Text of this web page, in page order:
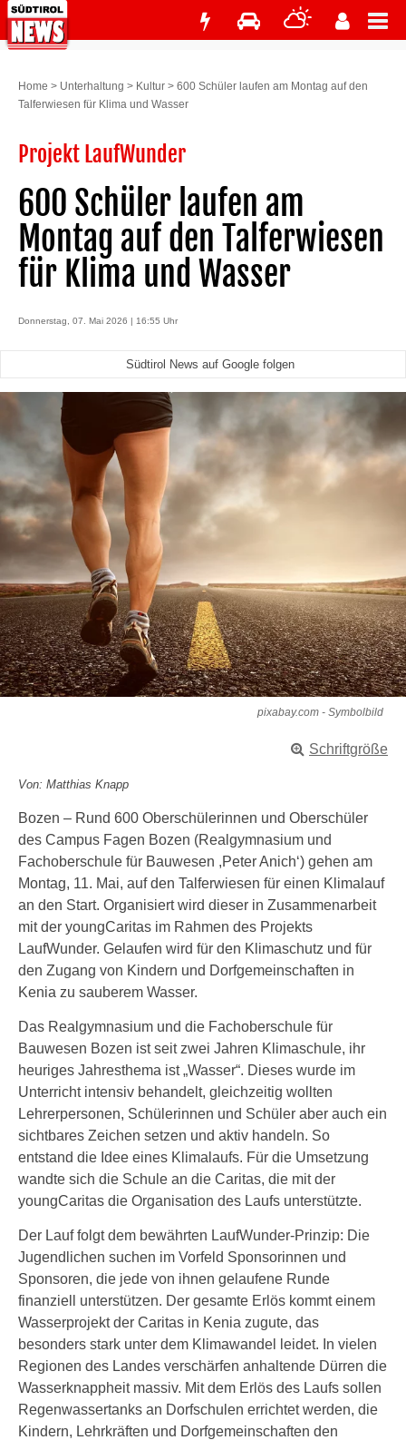
Home > Unterhaltung > Kultur > 600 Schüler laufen am Montag auf den
Talferwiesen für Klima und Wasser
Projekt LaufWunder
600 Schüler laufen am
Montag auf den Talferwiesen
für Klima und Wasser
Donnerstag, 07. Mai 2026 | 16:55 Uhr
Südtirol News auf Google folgen
pixabay.com - Symbolbild
Schriftgröße
Von: Matthias Knapp
Bozen – Rund 600 Oberschülerinnen und Oberschüler
des Campus Fagen Bozen (Realgymnasium und
Fachoberschule für Bauwesen ,Peter Anich‘) gehen am
Montag, 11. Mai, auf den Talferwiesen für einen Klimalauf
an den Start. Organisiert wird dieser in Zusammenarbeit
mit der youngCaritas im Rahmen des Projekts
LaufWunder. Gelaufen wird für den Klimaschutz und für
den Zugang von Kindern und Dorfgemeinschaften in
Kenia zu sauberem Wasser.
Das Realgymnasium und die Fachoberschule für
Bauwesen Bozen ist seit zwei Jahren Klimaschule, ihr
heuriges Jahresthema ist „Wasser“. Dieses wurde im
Unterricht intensiv behandelt, gleichzeitig wollten
Lehrerpersonen, Schülerinnen und Schüler aber auch ein
sichtbares Zeichen setzen und aktiv handeln. So
entstand die Idee eines Klimalaufs. Für die Umsetzung
wandte sich die Schule an die Caritas, die mit der
youngCaritas die Organisation des Laufs unterstützte.
Der Lauf folgt dem bewährten LaufWunder‑Prinzip: Die
Jugendlichen suchen im Vorfeld Sponsorinnen und
Sponsoren, die jede von ihnen gelaufene Runde
finanziell unterstützen. Der gesamte Erlös kommt einem
Wasserprojekt der Caritas in Kenia zugute, das
besonders stark unter dem Klimawandel leidet. In vielen
Regionen des Landes verschärfen anhaltende Dürren die
Wasserknappheit massiv. Mit dem Erlös des Laufs sollen
Regenwassertanks an Dorfschulen errichtet werden, die
Kindern, Lehrkräften und Dorfgemeinschaften den